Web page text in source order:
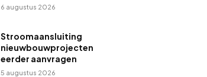
6 augustus 2026
Stroomaansluiting
nieuwbouwprojecten
eerder aanvragen
5 augustus 2026